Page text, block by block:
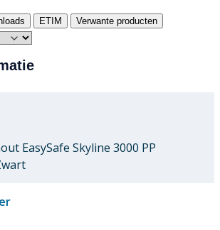
ETIM Verwante producten
EasySafe Skyline 3000 PP